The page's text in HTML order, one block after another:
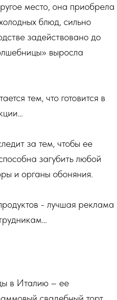
место, она приобрела
блюд, сильно
задействовано до
выросла
тем, что готовится в
за тем, чтобы ее
загубить любой
и органы обоняния.
- лучшая реклама
в Италию – ее